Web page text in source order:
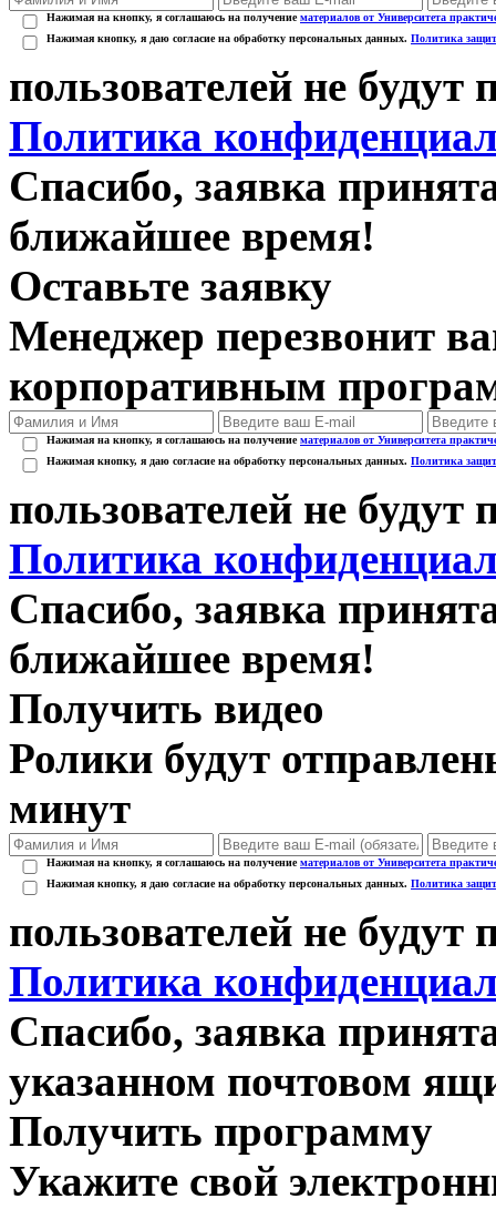
Нажимая на кнопку, я соглашаюсь на получениематериалов от Университета
Нажимая кнопку, я даю согласие на обработку персональных данных. Политика
пользователей не
Политика
Спасибо, заявка
ближайшее время!
Оставьте заявку
Менеджер перезвонит
корпоративным
Нажимая на кнопку, я соглашаюсь на получениематериалов от Университета
Нажимая кнопку, я даю согласие на обработку персональных данных. Политика
пользователей не
Политика
Спасибо, заявка
ближайшее время!
Получить видео
Ролики будут
минут
Нажимая на кнопку, я соглашаюсь на получениематериалов от Университета
Нажимая кнопку, я даю согласие на обработку персональных данных. Политика
пользователей не
Политика
Спасибо, заявка
указанном почтовом
Получить программу
Укажите свой